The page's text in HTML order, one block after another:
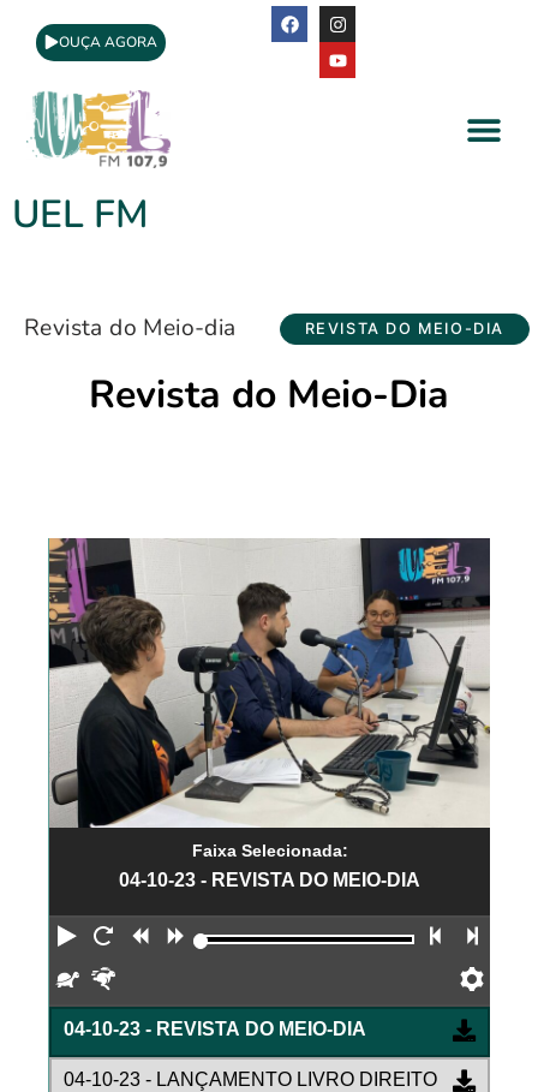
OUÇA AGORA
UEL FM
Revista do Meio-dia REVISTA DO MEIO-DIA
Revista do Meio-Dia
Faixa Selecionada:
04-10-23 - REVISTA DO MEIO-DIA
Reproduzir
Reiniciar
Retroceder
Avançar Faixa
Devagar
04-10-23 - REVISTA DO MEIO-DIA
04-10-23 - LANÇAMENTO LIVRO DIREITO